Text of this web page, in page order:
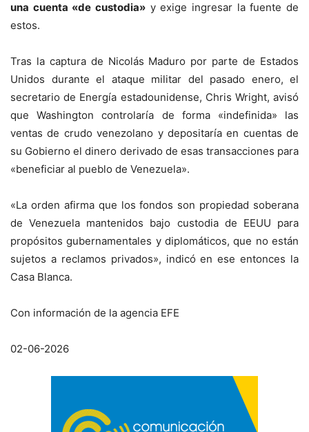
una cuenta «de custodia» y exige ingresar la fuente de
estos.
Tras la captura de Nicolás Maduro por parte de Estados
Unidos durante el ataque militar del pasado enero, el
secretario de Energía estadounidense, Chris Wright, avisó
que Washington controlaría de forma «indefinida» las
ventas de crudo venezolano y depositaría en cuentas de
su Gobierno el dinero derivado de esas transacciones para
«beneficiar al pueblo de Venezuela».
«La orden afirma que los fondos son propiedad soberana
de Venezuela mantenidos bajo custodia de EEUU para
propósitos gubernamentales y diplomáticos, que no están
sujetos a reclamos privados», indicó en ese entonces la
Casa Blanca.
Con información de la agencia EFE
02-06-2026